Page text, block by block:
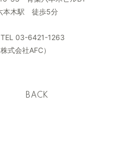
本木駅 徒歩5分
03-6421-1263
式会社AFC）
BACK